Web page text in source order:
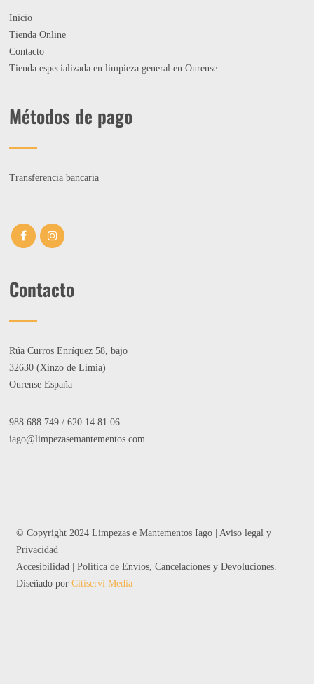
Inicio
Tienda Online
Contacto
Tienda especializada en limpieza general en Ourense
Métodos de pago
Transferencia bancaria
Contacto
Rúa Curros Enríquez 58, bajo
32630 (Xinzo de Limia)
Ourense España
988 688 749 /620 14 81 06
iago@limpezasemantementos.com
© Copyright 2024 Limpezas e Mantementos Iago | Aviso legal y
Privacidad |
Accesibilidad |Política de Envíos, Cancelaciones y Devoluciones
Diseñado porCitiservi Media